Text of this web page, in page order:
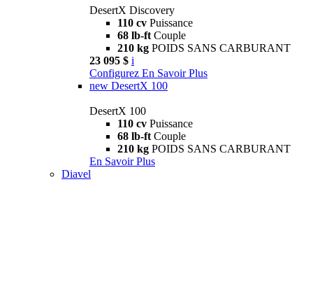
DesertX Discovery
110 cv Puissance
68 lb-ft Couple
210 kg POIDS SANS CARBURANT
23 095 $ i
Configurez En Savoir Plus
new DesertX 100
DesertX 100
110 cv Puissance
68 lb-ft Couple
210 kg POIDS SANS CARBURANT
En Savoir Plus
Diavel